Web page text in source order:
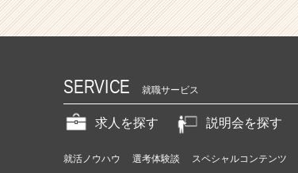
SERVICE 就職サービス
求人を探す 説明会を探す
就活ノウハウ 選考体験談 スペシャルコンテンツ